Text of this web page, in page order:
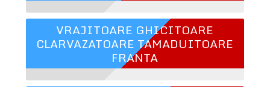
VRAJITOARE GHICITOARE
CLARVAZATOARE TAMADUITOARE
FRANTA